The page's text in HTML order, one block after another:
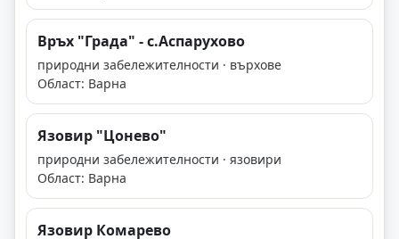
Връх "Града" - с.Аспарухово
природни забележителности · върхове
Област: Варна
Язовир "Цонево"
природни забележителности · язовири
Област: Варна
Язовир Комарево